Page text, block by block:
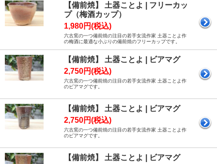
【備前焼】 土器ことよ | フリーカッ
プ（梅酒カップ）
1,980円(税込)
六古窯の一つ備前焼の注目の若手女流作家 土器ことよ作
の梅酒に最適な小ぶりの備前焼のフリーカップです。
【備前焼】 土器ことよ | ビアマグ
2,750円(税込)
六古窯の一つ備前焼の注目の若手女流作家 土器ことよ作
のビアマグです。
【備前焼】 土器ことよ | ビアマグ
2,750円(税込)
六古窯の一つ備前焼の注目の若手女流作家 土器ことよ作
のビアマグです。
【備前焼】 土器ことよ | ビアマグ